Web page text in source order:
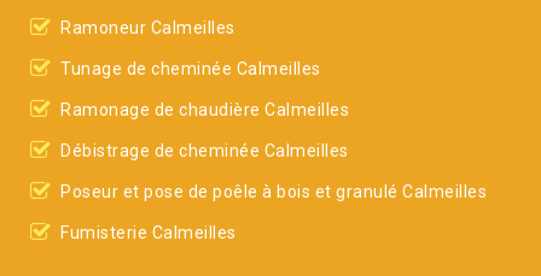
Ramoneur Calmeilles
Tunage de cheminée Calmeilles
Ramonage de chaudière Calmeilles
Débistrage de cheminée Calmeilles
Poseur et pose de poêle à bois et granulé Calmeilles
Fumisterie Calmeilles